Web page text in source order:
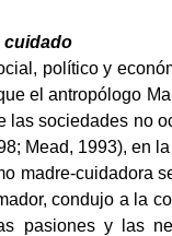
cuidado
político y
el antropólogo
las sociedades no
Mead, 1993), en
madre-cuidadora
condujo a la
pasiones y las